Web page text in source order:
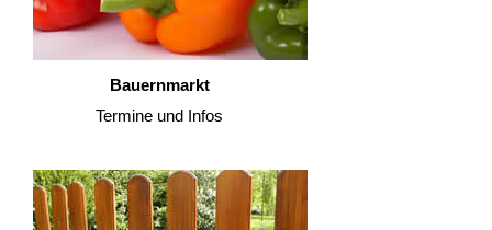
Bauernmarkt
Termine und Infos